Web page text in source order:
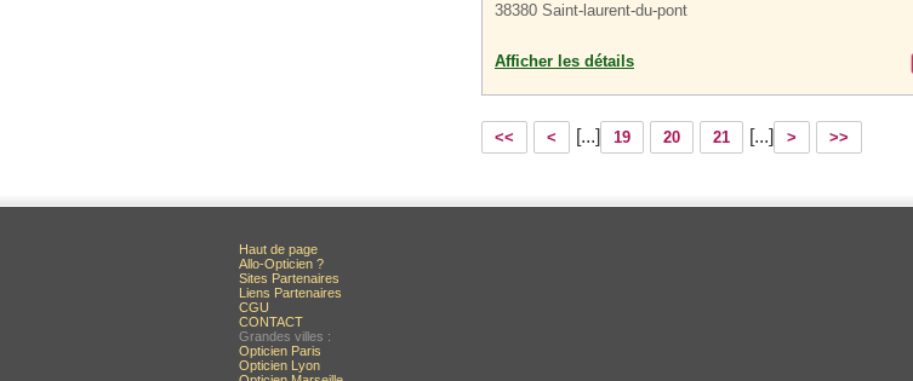
38380 Saint-laurent-du-pont
Afficher les détails
<< < [...] 19 20 21 [...] > >>
Haut de page
Allo-Opticien ?
Sites Partenaires
Liens Partenaires
CGU
CONTACT
Grandes villes :
Opticien Paris
Opticien Lyon